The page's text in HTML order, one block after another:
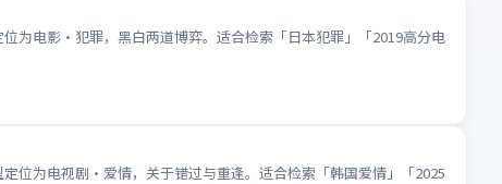
为电影·犯罪，黑白两道博弈。适合检索「日本犯罪」「2019高分电
位为电视剧·爱情，关于错过与重逢。适合检索「韩国爱情」「2025